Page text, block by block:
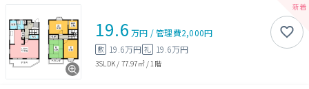
19.6 万円 /管理費2,000円
敷 19.6万円 礼 19.6万円
3SLDK / 77.97㎡/ 1階